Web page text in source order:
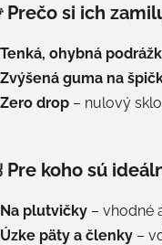
Prečo si ich
Tenká, ohybná
Zvýšená guma na
Zero drop – nulový
Pre koho sú
Na plutvičky – vhodné
Úzke päty a členky –